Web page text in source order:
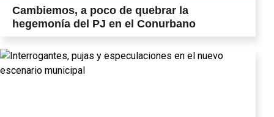
Cambiemos, a poco de quebrar la
hegemonía del PJ en el Conurbano